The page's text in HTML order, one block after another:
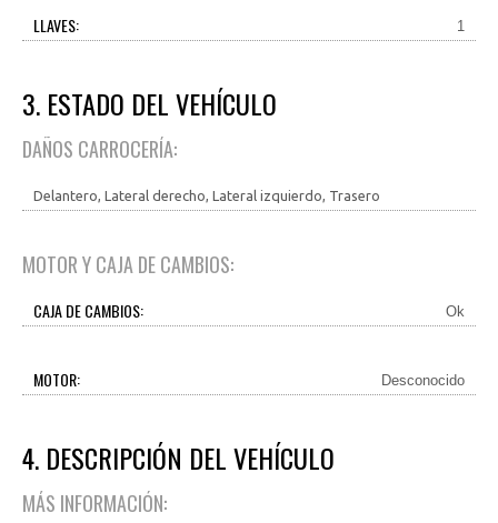
LLAVES: 1
3. ESTADO DEL VEHÍCULO
DAÑOS CARROCERÍA:
Delantero, Lateral derecho, Lateral izquierdo, Trasero
MOTOR Y CAJA DE CAMBIOS:
CAJA DE CAMBIOS: Ok
MOTOR: Desconocido
4. DESCRIPCIÓN DEL VEHÍCULO
MÁS INFORMACIÓN: